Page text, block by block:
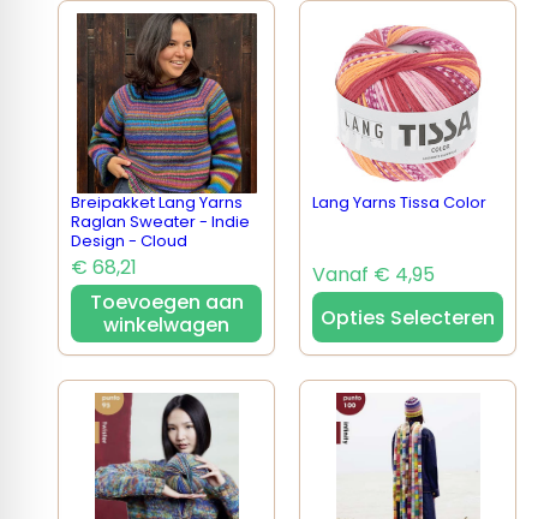
Breipakket Lang Yarns
Raglan Sweater - Indie
Design - Cloud
€ 68,21
Toevoegen aan
winkelwagen
Lang Yarns Tissa Color
Vanaf € 4,95
Opties Selecteren